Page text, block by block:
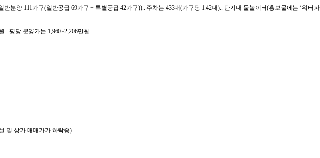
반분양 111가구(일반공급 69가구 + 특별공급 42가구)).. 주차는 433대(가구당 1.42대).. 단지내 물놀이터(홍보물에는 ‘워터파
.. 평당 분양가는 1,960~2,206만원
및 상가 매매가가 하락중)